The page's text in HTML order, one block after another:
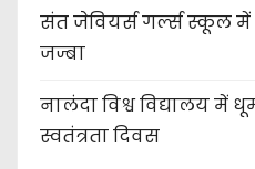
संत जेवियर्स गर्ल्स स्कूल में
जज्बा
नालंदा विश्व विद्यालय में
स्वतंत्रता दिवस